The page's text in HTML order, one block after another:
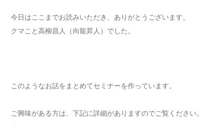
今日はここまでお読みいただき、ありがとうございます。
クマこと高柳昌人（向龍昇人）でした。
このようなお話をまとめてセミナーを作っています。
ご興味がある方は、下記に詳細がありますのでご覧ください。